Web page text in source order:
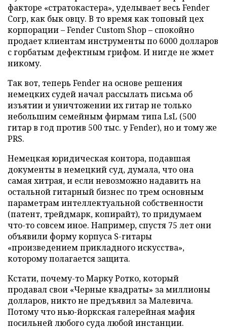
факторе «стратокастера», уделывает весь Fender
Corp, как бык овцу. В то время как топовый цех
корпорации – Fender Custom Shop – спокойно
продает клиентам инструменты по 6000 долларов
с горбатым дефектным грифом. И нигде не жмет
никому.
Так вот, теперь Fender на основе решения
немецких судей начал рассылать письма об
изъятии и уничтожении их гитар не только
небольшим семейным фирмам типа LsL (500
гитар в год против 500 тыс. у Fender), но и тому же
PRS.
Немецкая юридическая контора, подавшая
документы в немецкий суд, думала, что она
самая хитрая, и если невозможно надавить на
остальной гитарный бизнес по трем основным
параметрам интеллектуальной собственности
(патент, трейдмарк, копирайт), то придумаем
что-то совсем иное. Например, спустя 75 лет они
объявили форму корпуса S-гитары
«произведением прикладного искусства»,
которому полагается защита.
Кстати, почему-то Марку Ротко, который
продавал свои «Черные квадраты» за миллионы
долларов, никто не предъявил за Малевича.
Потому что нью-йоркская галерейная мафия
посильней любого суда любой инстанции.